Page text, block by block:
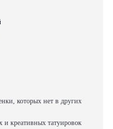
которых нет в других
и креативных татуировок